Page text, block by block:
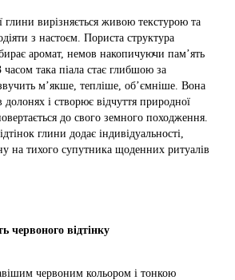
глини вирізняється живою текстурою та
з настоєм. Пориста структура
аромат, немов накопичуючи пам’ять
така піала стає глибшою за
м’якше, тепліше, об’ємніше. Вона
і створює відчуття природної
до свого земного походження.
глини додає індивідуальності,
на тихого супутника щоденних ритуалів
червоного відтінку
червоним кольором і тонкою